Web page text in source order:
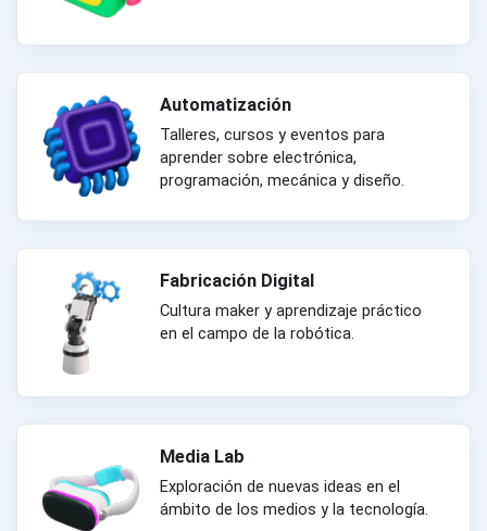
Automatización
Talleres, cursos y eventos para
aprender sobre electrónica,
programación, mecánica y diseño.
Fabricación Digital
Cultura maker y aprendizaje práctico
en el campo de la robótica.
Media Lab
Exploración de nuevas ideas en el
ámbito de los medios y la tecnología.